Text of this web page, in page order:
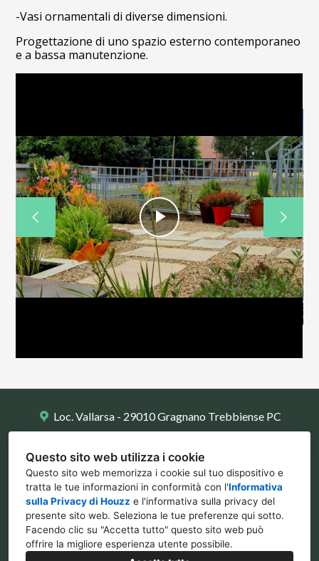
Questo sito web utilizza i cookie
Questo sito web memorizza i cookie sul tuo dispositivo e
tratta le tue informazioni in conformità con l'Informativa
sulla Privacy di Houzz e l'informativa sulla privacy del
presente sito web. Seleziona le tue preferenze qui sotto.
Facendo clic su "Accetta tutto" questo sito web può
offrire la migliore esperienza utente possibile.
-Vasi ornamentali di diverse dimensioni.
Progettazione di uno spazio esterno contemporaneo
e a bassa manutenzione.
Play
Video
Loc. Vallarsa - 29010 Gragnano Trebbiense PC
info@ilpolliceverde.org